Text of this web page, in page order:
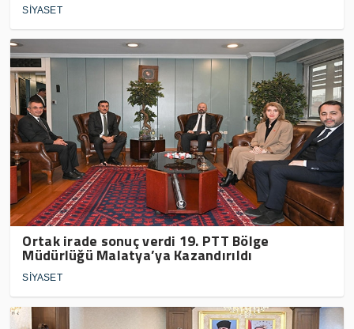
SİYASET
Ortak irade sonuç verdi 19. PTT Bölge
Müdürlüğü Malatya’ya Kazandırıldı
SİYASET